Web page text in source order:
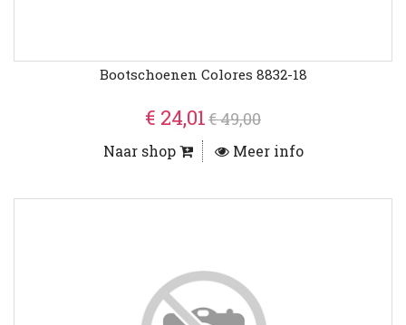
Bootschoenen Colores 8832-18
€ 24,01€ 49,00
Naar shop Meer info